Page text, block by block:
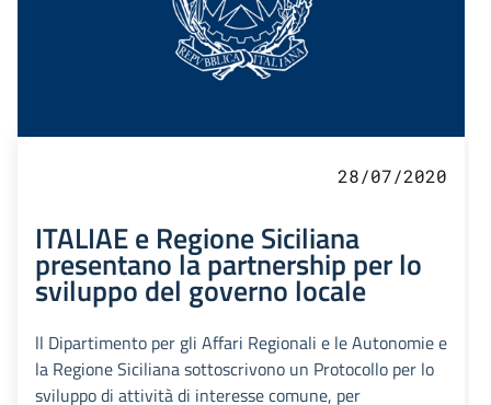
28/07/2020
ITALIAE e Regione Siciliana
presentano la partnership per lo
sviluppo del governo locale
ll Dipartimento per gli Affari Regionali e le Autonomie e
la Regione Siciliana sottoscrivono un Protocollo per lo
sviluppo di attività di interesse comune, per